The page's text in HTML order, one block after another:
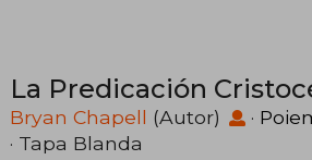
La Predicación
Bryan Chapell (Autor) ·
· Tapa Blanda